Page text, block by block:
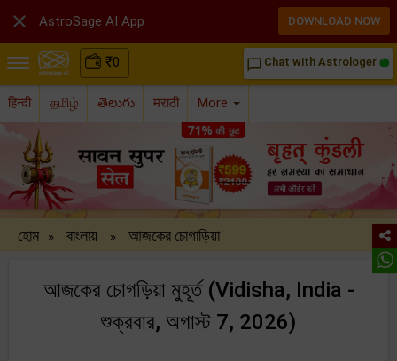
₹0 chat_bubble_outline Chat with Astrologer
हिन्दी தமிழ் తెలుగు मराठी More
হোম » বাংলায় » আজকের চোগাড়িয়া
আজকের চোগড়িয়া মুহূর্ত (Vidisha, India -
শুক্রবার, অগাস্ট 7, 2026)
 AstroSage AI App DOWNLOAD NOW